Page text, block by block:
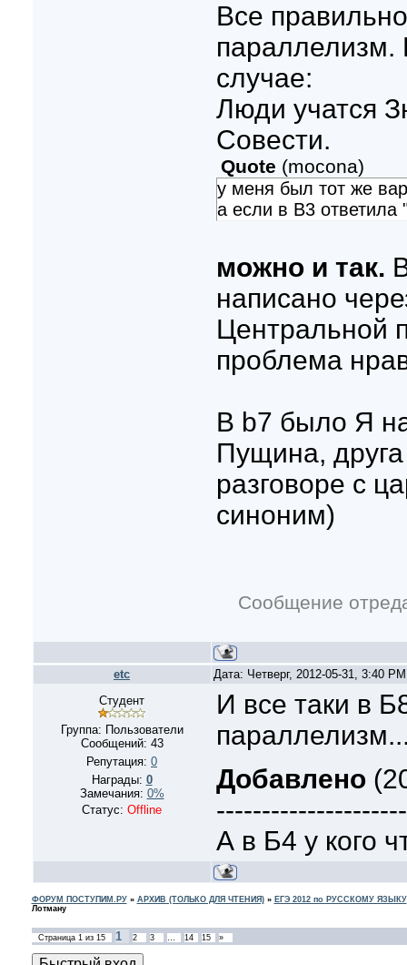
Все
случае:
Люди учатся
Совести.
Quote (mocona)
у меня был тот же
а если в В3 ответила
можно и так.
написано
Центральной
проблема
В b7 было Я
Пущина,
разговоре с
синоним)
Сообщение
etc
Дата: Четверг, 2012-05-31, 3:40
Студент
Группа: Пользователи
Сообщений: 43
Репутация: 0
Награды: 0
Замечания: 0%
Статус: Offline
И все таки в
Добавлено
А в Б4 у кого
ФОРУМ ПОСТУПИМ.РУ» АРХИВ (ТОЛЬКО ДЛЯ ЧТЕНИЯ)» ЕГЭ 2012 по РУССКОМУ ЯЗЫКУ
Лотману
Страница 1из 15 1 2 3 … 14 15 »